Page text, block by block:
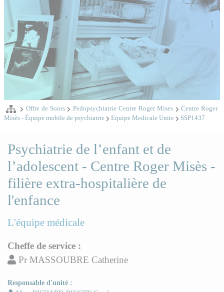
Offre de Soins Pedopsychiatrie Centre Roger Mises
Centre Roger
Misès - Équipe mobile de psychiatrie
Equipe Medicale Unite SSP1437
Psychiatrie de l’enfant et de
l’adolescent - Centre Roger Misès -
filière extra-hospitalière de
l'enfance
L'équipe médicale
Cheffe de service :
Pr MASSOUBRE Catherine
Responsable d'unité :